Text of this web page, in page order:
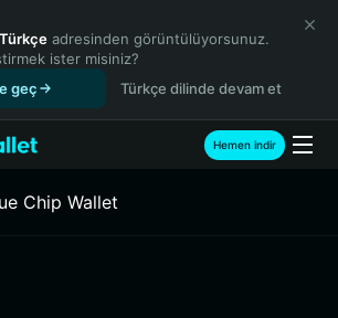
Türkçe adresinden görüntülüyorsunuz.
ister misiniz?
geç
Türkçe dilinde devam et
Hemen indir
Chip Wallet